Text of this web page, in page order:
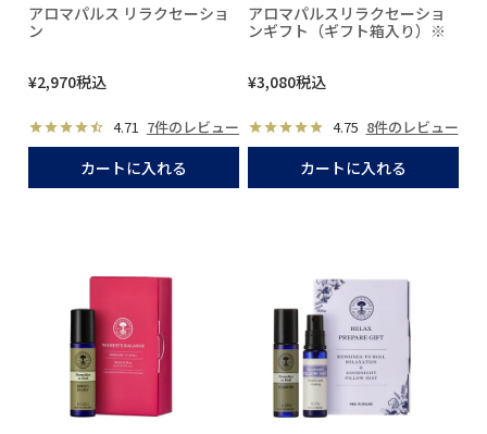
アロマパルス リラクセーショ
ン
¥2,970税込
4.71 7件のレビュー
カートに入れる
アロマパルスリラクセーショ
ンギフト（ギフト箱入り）※
¥3,080税込
4.75 8件のレビュー
カートに入れる